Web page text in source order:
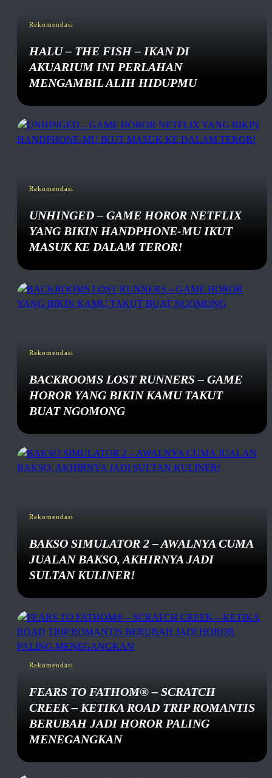
Rekomendasi
HALU – THE FISH – IKAN DI
AKUARIUM INI PERLAHAN
MENGAMBIL ALIH HIDUPMU
Rekomendasi
UNHINGED – GAME HOROR NETFLIX
YANG BIKIN HANDPHONE-MU IKUT
MASUK KE DALAM TEROR!
Rekomendasi
BACKROOMS LOST RUNNERS – GAME
HOROR YANG BIKIN KAMU TAKUT
BUAT NGOMONG
Rekomendasi
BAKSO SIMULATOR 2 – AWALNYA CUMA
JUALAN BAKSO, AKHIRNYA JADI
SULTAN KULINER!
Rekomendasi
FEARS TO FATHOM® – SCRATCH
CREEK – KETIKA ROAD TRIP ROMANTIS
BERUBAH JADI HOROR PALING
MENEGANGKAN